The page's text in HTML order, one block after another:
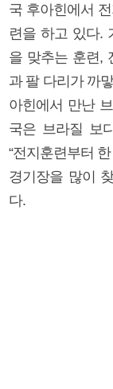
국 후아힌에서
련을 하고 있다.
을 맞추는 훈련,
과 팔 다리가 까
아힌에서 만난
국은 브라질 보
“전지훈련부터
경기장을 많이
다.